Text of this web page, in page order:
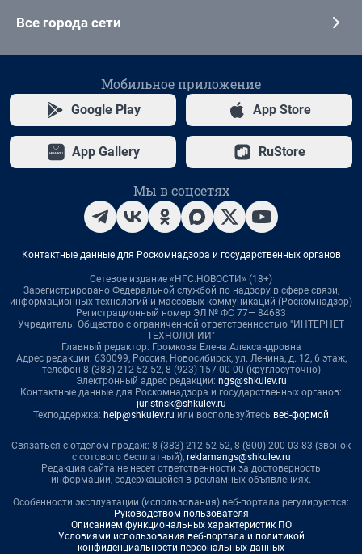
Все города сети
Мобильное приложение
Google Play App Store
App Gallery RuStore
Мы в соцсетях
Контактные данные для Роскомнадзора и государственных органов
Сетевое издание «НГС.НОВОСТИ» (18+)
Зарегистрировано Федеральной службой по надзору в сфере связи,
информационных технологий и массовых коммуникаций (Роскомнадзор)
Регистрационный номер ЭЛ № ФС 77— 84683
Учредитель: Общество с ограниченной ответственностью "ИНТЕРНЕТ
ТЕХНОЛОГИИ"
Главный редактор: Громкова Елена Александровна
Адрес редакции: 630099, Россия, Новосибирск, ул. Ленина, д. 12, 6 этаж,
телефон 8 (383) 212-52-52, 8 (923) 157-00-00 (круглосуточно)
Электронный адрес редакции: ngs@shkulev.ru
Контактные данные для Роскомнадзора и государственных органов:
juristnsk@shkulev.ru
Техподдержка: help@shkulev.ru или воспользуйтесь веб-формой
Связаться с отделом продаж: 8 (383) 212-52-52, 8 (800) 200-03-83 (звонок
с сотового бесплатный), reklamangs@shkulev.ru
Редакция сайта не несет ответственности за достоверность
информации, содержащейся в рекламных объявлениях.
Особенности эксплуатации (использования) веб-портала регулируются:
Руководством пользователя
Описанием функциональных характеристик ПО
Условиями использования веб-портала и политикой
конфиденциальности персональных данных